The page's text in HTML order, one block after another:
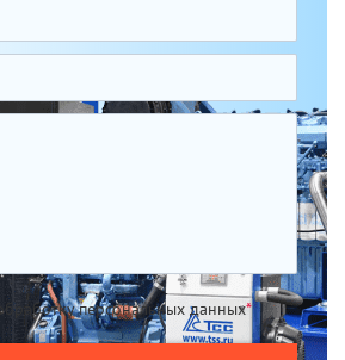
персональных данных*